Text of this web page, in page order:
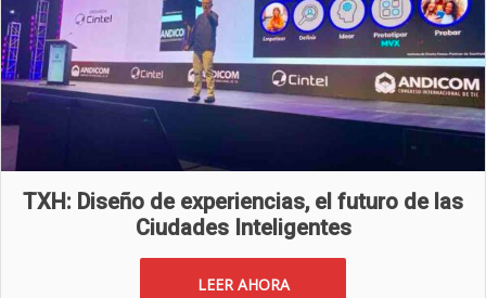
TXH: Diseño de experiencias, el futuro de las
Ciudades Inteligentes
LEER AHORA